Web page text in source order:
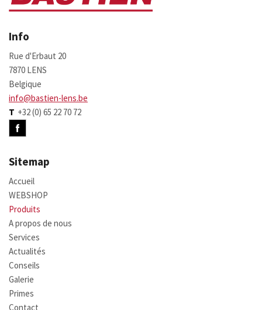
Info
Rue d'Erbaut 20
7870 LENS
Belgique
info@bastien-lens.be
T +32 (0) 65 22 70 72
Sitemap
Accueil
WEBSHOP
Produits
A propos de nous
Services
Actualités
Conseils
Galerie
Primes
Contact